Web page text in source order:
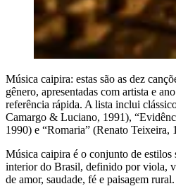
Música caipira: estas são as dez
gênero, apresentadas com artista e
referência rápida. A lista inclui
Camargo & Luciano, 1991),
1990) e “Romaria” (Renato Teixeira,
Música caipira é o conjunto de estilos
interior do Brasil, definido por viola,
de amor, saudade, fé e paisagem rural.